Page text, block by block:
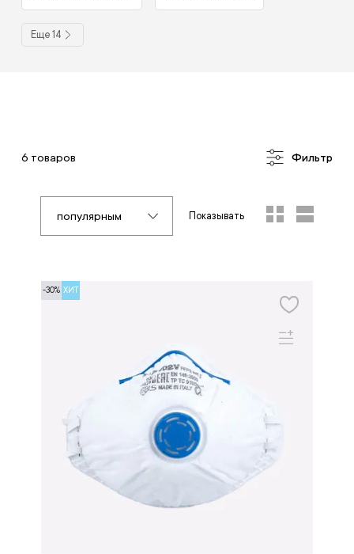
Еще 14
6 товаров Фильтр
популярным Показывать
-30% ХИТ